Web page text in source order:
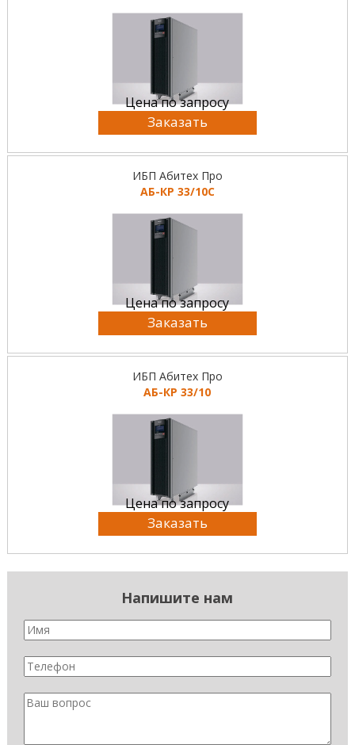
Цена по запросу
Заказать
ИБП Абитех Про
АБ-КР 33/10С
Цена по запросу
Заказать
ИБП Абитех Про
АБ-КР 33/10
Цена по запросу
Заказать
Напишите нам